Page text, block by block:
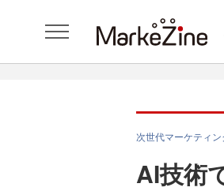
次世代マーケティ
AI技術